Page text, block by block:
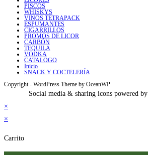
PISCOS
WHISKYS
VINOS TETRAPACK
ESPUMANTES
CIGARRILLOS
PROMOS DE LICOR
CARBÓN
TEQUILA
VODKA
CATALOGO
Inicio
SNACK Y COCTELERÍA
Copyright - WordPress Theme by OceanWP
Social media & sharing icons powered by
×
×
Carrito